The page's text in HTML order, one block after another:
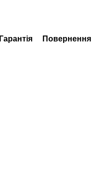
Гарантія Повернення